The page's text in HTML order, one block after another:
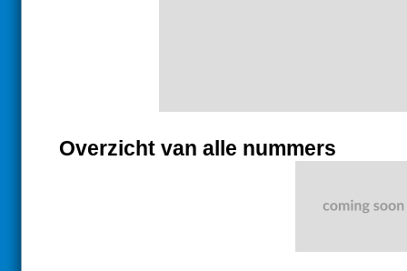
Overzicht van alle nummers